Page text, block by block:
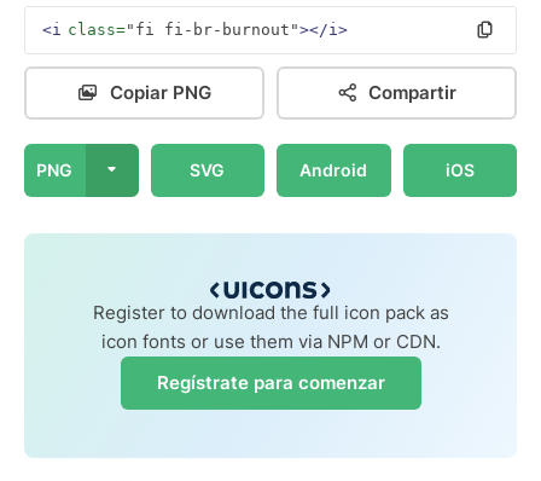
<i class="fi fi-br-burnout"></i>
Copiar PNG Compartir
PNG SVG Android iOS
Register to download the full icon pack as
icon fonts or use them via NPM or CDN.
Regístrate para comenzar